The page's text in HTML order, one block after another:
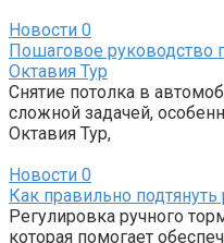
Новости 0
Пошаговое руководство
Октавия Тур
Снятие потолка в
сложной задачей,
Октавия Тур,
Новости 0
Как правильно подтянуть
Регулировка ручного
которая помогает